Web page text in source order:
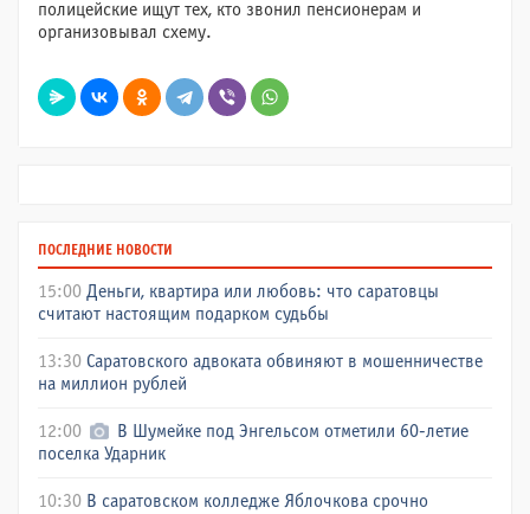
полицейские ищут тех, кто звонил пенсионерам и
организовывал схему.
ПОСЛЕДНИЕ НОВОСТИ
15:00 Деньги, квартира или любовь: что саратовцы
считают настоящим подарком судьбы
13:30 Саратовского адвоката обвиняют в мошенничестве
на миллион рублей
12:00
В Шумейке под Энгельсом отметили 60-летие
поселка Ударник
10:30 В саратовском колледже Яблочкова срочно